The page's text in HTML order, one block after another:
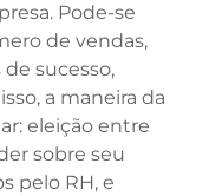
Pode-se
de vendas,
sucesso,
a maneira da
eleição entre
sobre seu
pelo RH, e